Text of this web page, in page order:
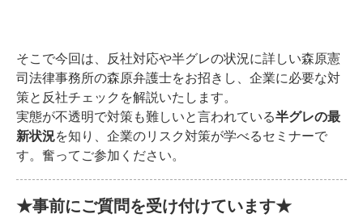
そこで今回は、反社対応や半グレの状況に詳しい森原憲
司法律事務所の森原弁護士をお招きし、企業に必要な対
策と反社チェックを解説いたします。
実態が不透明で対策も難しいと言われている半グレの最
新状況を知り、企業のリスク対策が学べるセミナーで
す。奮ってご参加ください。
★事前にご質問を受け付けています★